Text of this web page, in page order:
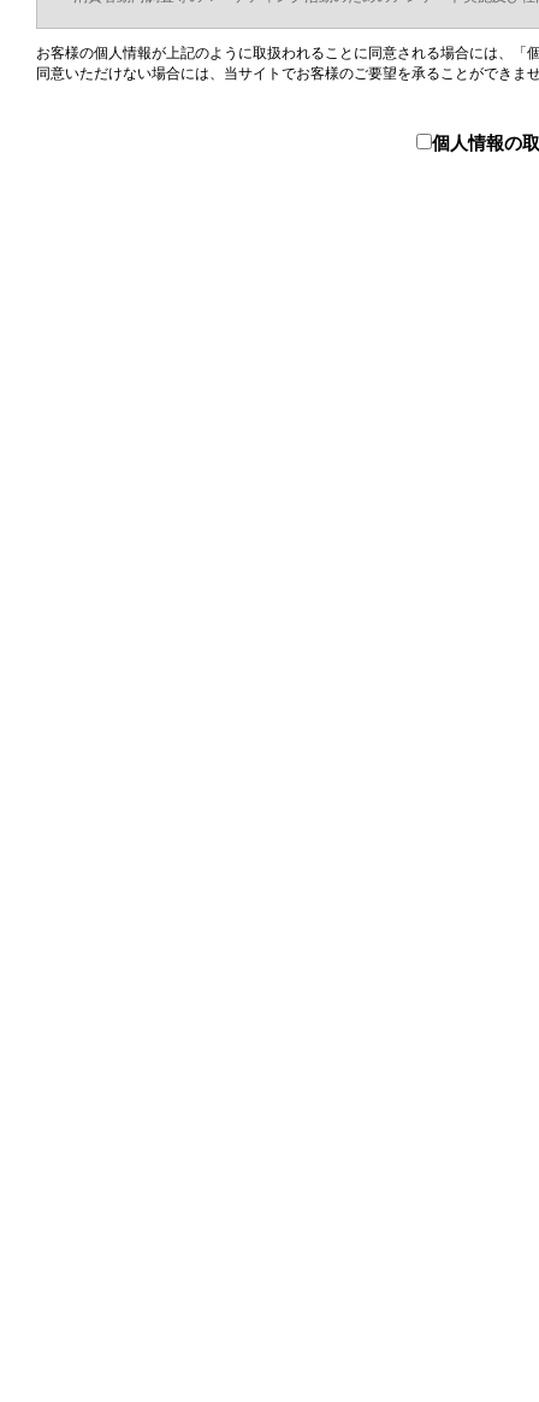
お客様の個人情報が上記のように取扱われることに同意される場合には、
同意いただけない場合には、当サイトでお客様のご要望を承ることができま
個人情報の